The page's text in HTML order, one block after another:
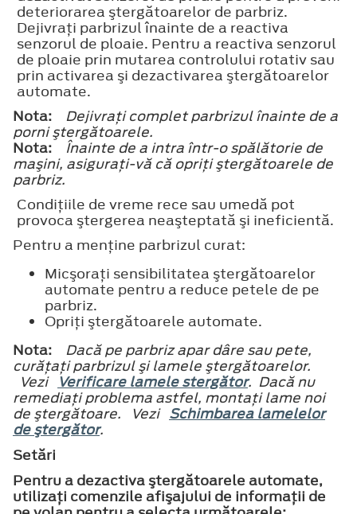
deteriorarea ştergătoarelor de parbriz.
Dejivraţi parbrizul înainte de a reactiva
senzorul de ploaie. Pentru a reactiva senzorul
de ploaie prin mutarea controlului rotativ sau
prin activarea şi dezactivarea ştergătoarelor
automate.
Nota:
Dejivraţi complet parbrizul înainte de a
porni ştergătoarele.
Nota:
Înainte de a intra într-o spălătorie de
maşini, asiguraţi-vă că opriţi ştergătoarele de
parbriz.
Condiţiile de vreme rece sau umedă pot
provoca ştergerea neaşteptată şi ineficientă.
Pentru a menţine parbrizul curat:
Micşoraţi sensibilitatea ştergătoarelor
automate pentru a reduce petele de pe
parbriz.
Opriţi ştergătoarele automate.
Nota:
Dacă pe parbriz apar dâre sau pete,
curăţaţi parbrizul şi lamele ştergătoarelor.
Vezi Verificare lamele stergător. Dacă nu
remediaţi problema astfel, montaţi lame noi
de ştergătoare. Vezi Schimbarea lamelelor
de ştergător.
Setări
Pentru a dezactiva ştergătoarele automate,
utilizaţi comenzile afişajului de informaţii de